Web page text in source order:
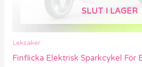
SLUT I LAGER
Leksaker
Finflicka Elektrisk Sparkcykel För
på